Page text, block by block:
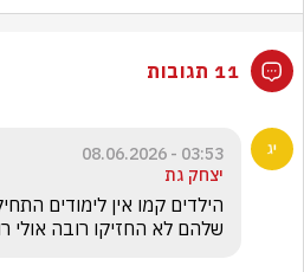
11 תגובות
03:53 - 08.06.2026
יצחק גת
שלהם לא החזיקו רובה